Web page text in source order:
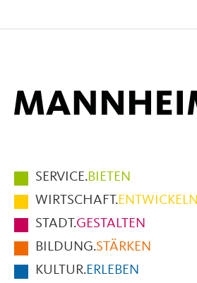
Hauptmenüpunkte
im
Fußbereich
der
Seite
SERVICE.BIETEN
WIRTSCHAFT.ENTWICKELN
STADT.GESTALTEN
BILDUNG.STÄRKEN
KULTUR.ERLEBEN